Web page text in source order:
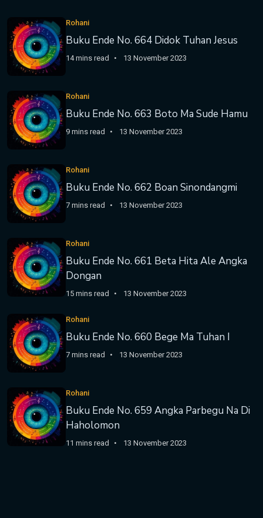
Rohani
Buku Ende No. 664 Didok Tuhan Jesus
14 mins read 13 November 2023
Rohani
Buku Ende No. 663 Boto Ma Sude Hamu
9 mins read 13 November 2023
Rohani
Buku Ende No. 662 Boan Sinondangmi
7 mins read 13 November 2023
Rohani
Buku Ende No. 661 Beta Hita Ale Angka
Dongan
15 mins read 13 November 2023
Rohani
Buku Ende No. 660 Bege Ma Tuhan I
7 mins read 13 November 2023
Rohani
Buku Ende No. 659 Angka Parbegu Na Di
Haholomon
11 mins read 13 November 2023